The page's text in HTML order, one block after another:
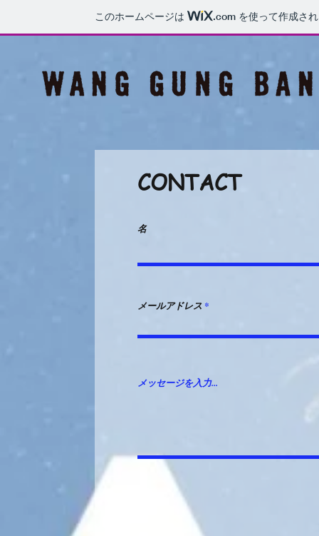
このホームページは .com を使って作成さ
CONTACT
名
メールアドレス
メッセージを入力...